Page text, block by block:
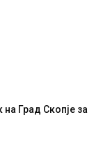
на Град Скопје за